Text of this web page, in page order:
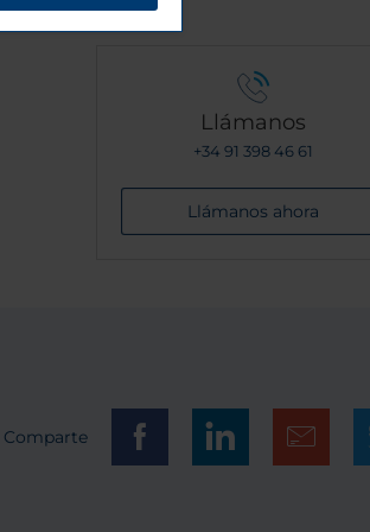
Llámanos
+34 91 398 46 61
Llámanos ahora
Comparte